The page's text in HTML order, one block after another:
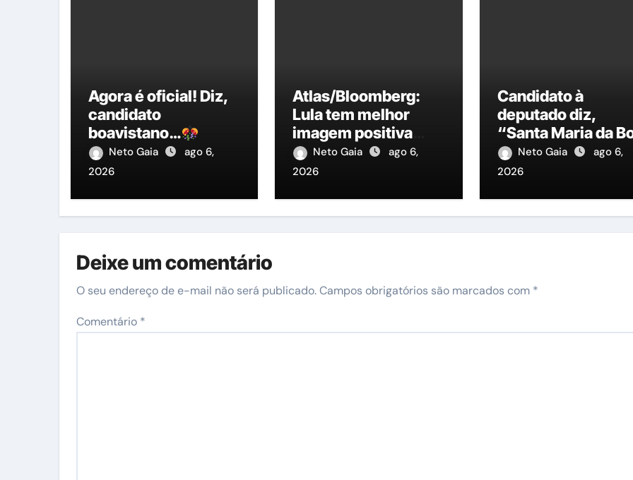
Agora é oficial! Diz,
candidato
boavistano…
Neto Gaia
ago 6,
2026
Atlas/Bloomberg:
Lula tem melhor
imagem positiva
entre candidatos à
Presidência
Neto Gaia
ago 6,
2026
Candidato à
deputado diz,
“Santa Maria da
Vista, precisa de
representante na
Neto Gaia
ago 6,
2026
Deixe um comentário
O seu endereço de e-mail não será publicado.Campos obrigatórios são marcados com *
Comentário *